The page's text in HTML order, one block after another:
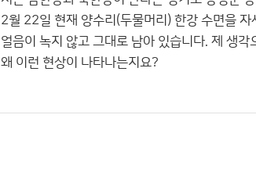
2월 22일 현재 양수리(두물머리) 한강 수면을
얼음이 녹지 않고 그대로 남아 있습니다. 제 생
왜 이런 현상이 나타나는지요?